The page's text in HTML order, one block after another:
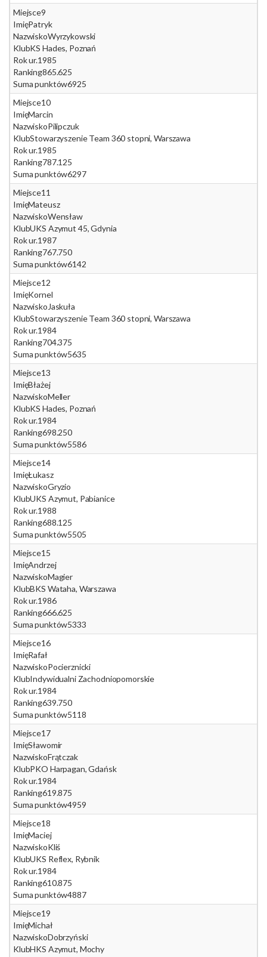
Miejsce9
ImięPatryk
NazwiskoWyrzykowski
KlubKS Hades, Poznań
Rok ur.1985
Ranking865.625
Suma punktów6925
Miejsce10
ImięMarcin
NazwiskoPilipczuk
KlubStowarzyszenie Team 360 stopni, Warszawa
Rok ur.1985
Ranking787.125
Suma punktów6297
Miejsce11
ImięMateusz
NazwiskoWensław
KlubUKS Azymut 45, Gdynia
Rok ur.1987
Ranking767.750
Suma punktów6142
Miejsce12
ImięKornel
Nazwisko Jaskuła
KlubStowarzyszenie Team 360 stopni, Warszawa
Rok ur.1984
Ranking704.375
Suma punktów5635
Miejsce13
ImięBłażej
NazwiskoMeller
KlubKS Hades, Poznań
Rok ur.1984
Ranking698.250
Suma punktów5586
Miejsce14
ImięŁukasz
NazwiskoGryzio
KlubUKS Azymut, Pabianice
Rok ur.1988
Ranking688.125
Suma punktów5505
Miejsce15
ImięAndrzej
NazwiskoMagier
KlubBKS Wataha, Warszawa
Rok ur.1986
Ranking666.625
Suma punktów5333
Miejsce16
ImięRafał
NazwiskoPocierznicki
KlubIndywidualni Zachodniopomorskie
Rok ur.1984
Ranking639.750
Suma punktów5118
Miejsce17
ImięSławomir
NazwiskoFrątczak
KlubPKO Harpagan, Gdańsk
Rok ur.1984
Ranking619.875
Suma punktów4959
Miejsce18
ImięMaciej
NazwiskoKliś
KlubUKS Reflex, Rybnik
Rok ur.1984
Ranking610.875
Suma punktów4887
Miejsce19
ImięMichał
NazwiskoDobrzyński
KlubHKS Azymut, Mochy